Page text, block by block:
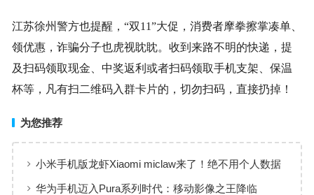
江苏徐州警方也提醒，“双11”大促，消费者摩拳擦掌凑单、
领优惠，诈骗分子也虎视眈眈。收到来路不明的快递，提
及扫码领取现金、中奖返利或者扫码领取手机支架、保温
杯等，凡有扫二维码入群卡片的，切勿扫码，直接扔掉！
为您推荐
小米手机版龙虾Xiaomi miclaw来了！绝不用个人数据
训练 小白也能快速部署
华为手机迈入Pura系列时代：移动影像之王降临